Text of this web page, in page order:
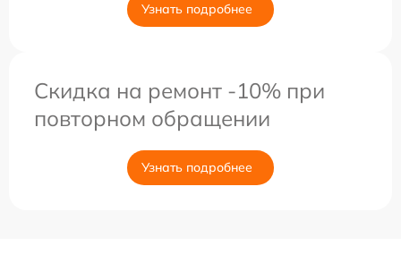
Узнать подробнее
Скидка на ремонт -10% при
повторном обращении
Узнать подробнее